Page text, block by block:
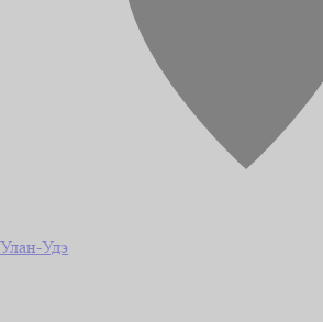
Улан-Удэ